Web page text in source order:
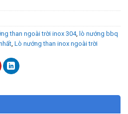
than ngoài trời inox 304, lò nướng bbq
, Lò nướng than inox ngoài trời